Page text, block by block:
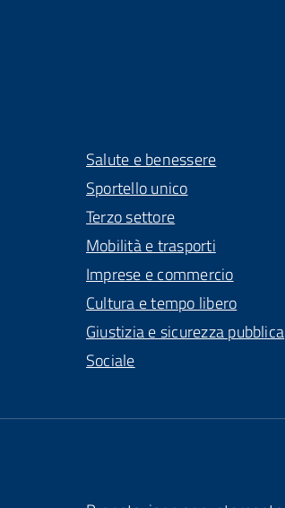
Salute e benessere
Sportello unico
Terzo settore
Mobilità e trasporti
Imprese e commercio
Cultura e tempo libero
Giustizia e sicurezza pubblica
Sociale